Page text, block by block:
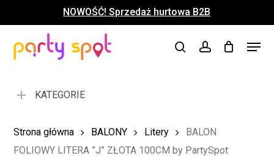
to
content
NOWOŚĆ! Sprzedaż hurtowa B2B
searchaccount
Menu
Koszyk Close
KATEGORIE
Strona główna BALONY Litery
BALON
FOLIOWY LITERA ”J” ZŁOTA 100CM by PartySpot
Menu